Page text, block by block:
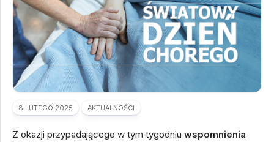
8 LUTEGO 2025 AKTUALNOŚCI
Z okazji przypadającego w tym tygodniu wspomnienia